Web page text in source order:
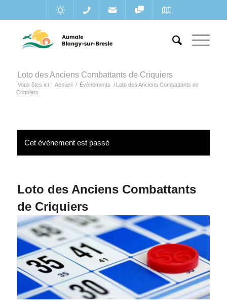
Loto des Anciens Combattants de Criquiers
Vous êtes ici : Accueil / Évènements / Loto des Anciens Combattants de
Criquiers
Cet évènement est passé
Loto des Anciens Combattants
de Criquiers